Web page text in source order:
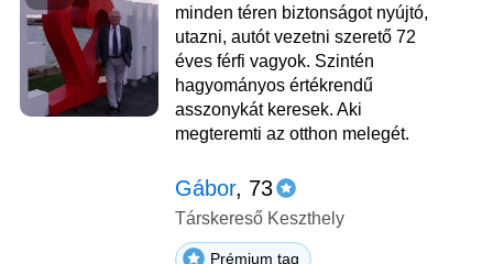
minden téren biztonságot nyújtó,
utazni, autót vezetni szerető 72
éves férfi vagyok. Szintén
hagyományos értékrendű
asszonykát keresek. Aki
megteremti az otthon melegét.
Gábor, 73
Társkereső Keszthely
Prémium tag